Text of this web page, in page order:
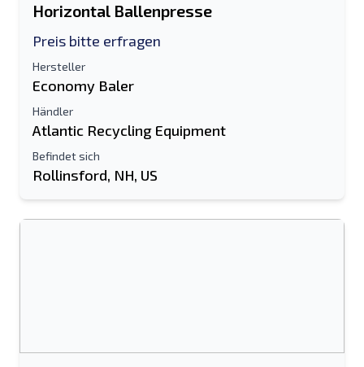
Horizontal Ballenpresse
Preis bitte erfragen
Hersteller
Economy Baler
Händler
Atlantic Recycling Equipment
Befindet sich
Rollinsford, NH, US